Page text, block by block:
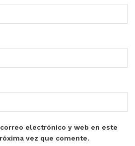
electrónico y web en este
vez que comente.